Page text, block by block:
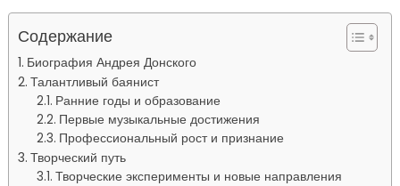
Содержание
Биография Андрея Донского
Талантливый баянист
Ранние годы и образование
Первые музыкальные достижения
Профессиональный рост и признание
Творческий путь
Творческие эксперименты и новые направления